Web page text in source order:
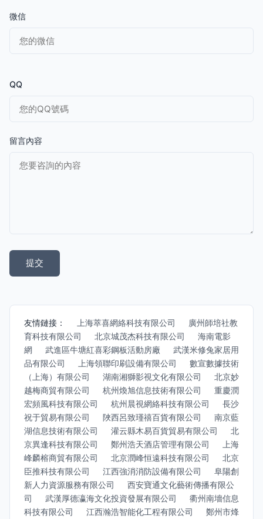
微信
QQ
留言內容
友情鏈接： 上海萃喜網絡科技有限公司
廣州師培社教
育科技有限公司
北京城茂杰科技有限公司
海南電影
網
武進區牛塘紅喜彩鋼板活動房廠
武漢米修兔家居用
品有限公司
上海領聯印刷設備有限公司
數宣數據技術
（上海）有限公司
湖南湘獅影視文化有限公司
北京妙
越梅商貿有限公司
杭州煥旭信息技術有限公司
重慶潤
宏頻風科技有限公司
杭州晨視網絡科技有限公司
長沙
祝于貿易有限公司
陜西呂致瑾禧百貨有限公司
南京藍
湖信息技術有限公司
灌云縣木易百貨貿易有限公司
北
京異逢科技有限公司
鄭州浩天酒店管理有限公司
上海
峰麟榕商貿有限公司
北京潤峰恒遠科技有限公司
北京
臣推科技有限公司
江西強消消防設備有限公司
阜陽創
新人力資源服務有限公司
西安寶通文化藝術傳播有限公
司
武漢厚德瀛海文化投資發展有限公司
衢州南墻信息
科技有限公司
江西瀚浩智能化工程有限公司
鄭州市烽